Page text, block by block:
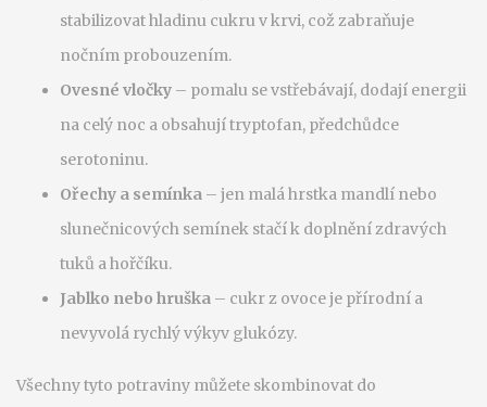
stabilizovat hladinu cukru v krvi, což zabraňuje
nočním probouzením.
Ovesné vločky – pomalu se vstřebávají, dodají energii
na celý noc a obsahují tryptofan, předchůdce
serotoninu.
Ořechy a semínka – jen malá hrstka mandlí nebo
slunečnicových semínek stačí k doplnění zdravých
tuků a hořčíku.
Jablko nebo hruška – cukr z ovoce je přírodní a
nevyvolá rychlý výkyv glukózy.
Všechny tyto potraviny můžete skombinovat do